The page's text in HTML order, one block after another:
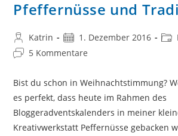
Pfeffernüsse und
Beitrags-
Autor:
Katrin
Beitrag
veröffentlicht:
1. Dezember 2016
Beitrags-
5 Kommentare
Bist du schon in Weihnachtstimmung?
es perfekt, dass heute im Rahmen des
Bloggeradventskalenders in meiner
Kreativwerkstatt Peffernüsse gebacken